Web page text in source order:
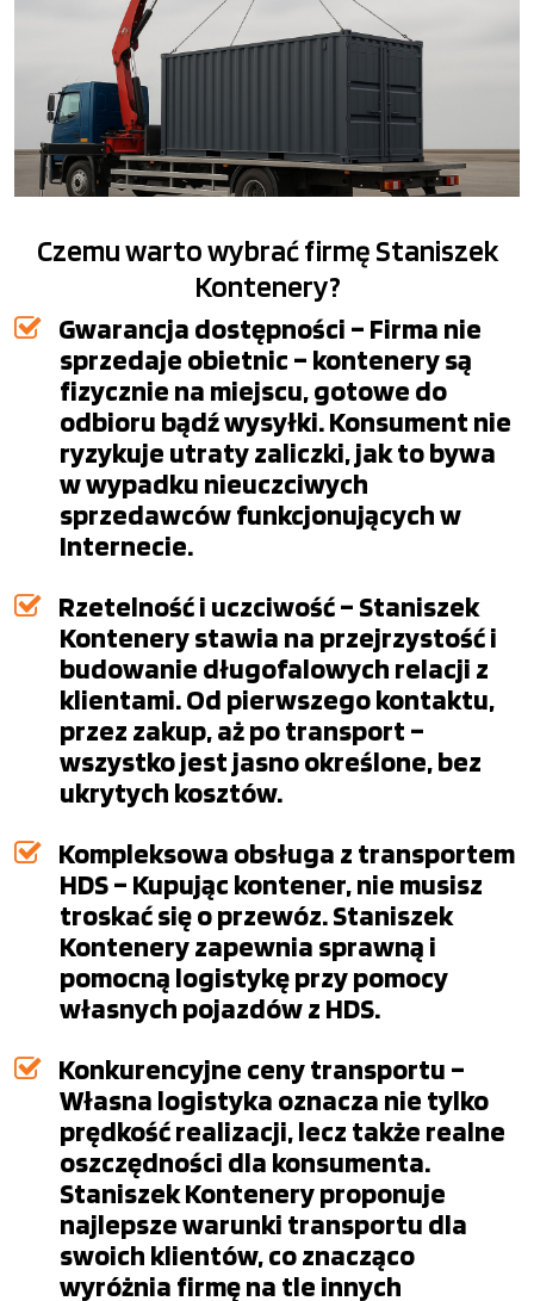
Czemu warto wybrać firmę Staniszek
Kontenery?
Gwarancja dostępności – Firma nie
sprzedaje obietnic – kontenery są
fizycznie na miejscu, gotowe do
odbioru bądź wysyłki. Konsument nie
ryzykuje utraty zaliczki, jak to bywa
w wypadku nieuczciwych
sprzedawców funkcjonujących w
Internecie.
Rzetelność i uczciwość – Staniszek
Kontenery stawia na przejrzystość i
budowanie długofalowych relacji z
klientami. Od pierwszego kontaktu,
przez zakup, aż po transport –
wszystko jest jasno określone, bez
ukrytych kosztów.
Kompleksowa obsługa z transportem
HDS – Kupując kontener, nie musisz
troskać się o przewóz. Staniszek
Kontenery zapewnia sprawną i
pomocną logistykę przy pomocy
własnych pojazdów z HDS.
Konkurencyjne ceny transportu –
Własna logistyka oznacza nie tylko
prędkość realizacji, lecz także realne
oszczędności dla konsumenta.
Staniszek Kontenery proponuje
najlepsze warunki transportu dla
swoich klientów, co znacząco
wyróżnia firmę na tle innych